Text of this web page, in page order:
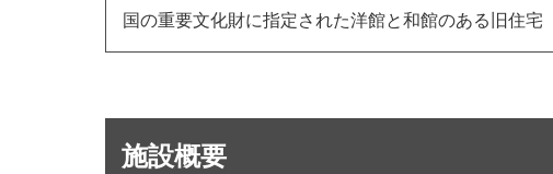
国の重要文化財に指定された洋館と和館のある旧住宅
施設概要